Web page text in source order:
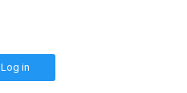
Log in